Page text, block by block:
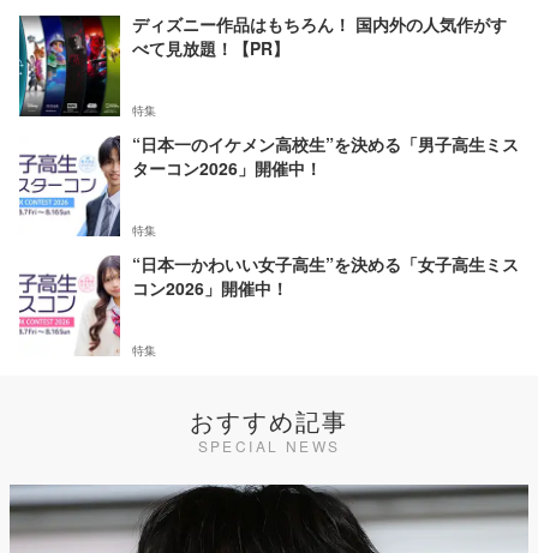
ディズニー作品はもちろん！ 国内外の人気作がす
べて見放題！【PR】
特集
“日本一のイケメン高校生”を決める「男子高生ミス
ターコン2026」開催中！
特集
“日本一かわいい女子高生”を決める「女子高生ミス
コン2026」開催中！
特集
おすすめ記事
SPECIAL NEWS